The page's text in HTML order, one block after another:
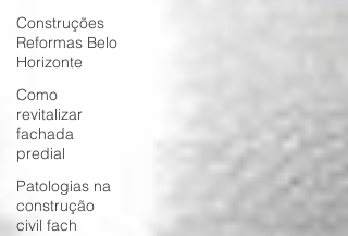
Construções
Reformas Belo
Horizonte
Como
revitalizar
fachada
predial
Patologias na
construção
civil fach